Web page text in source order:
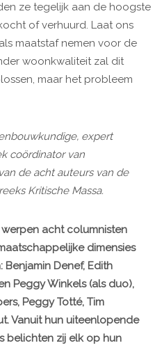
ze tegelijk aan de hoogste
of verhuurd. Laat ons
maatstaf nemen voor de
woonkwaliteit zal dit
maar het probleem
expert
coördinator van
de acht auteurs van de
Kritische Massa.
acht columnisten
dimensies
Denef, Edith
Peggy Winkels (als duo),
Peggy Totté, Tim
Vanuit hun uiteenlopende
belichten zij elk op hun